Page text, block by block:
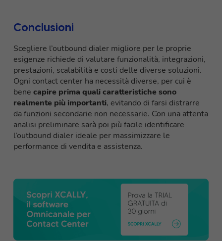
Conclusioni
Scegliere l’outbound dialer migliore per le proprie
esigenze richiede di valutare funzionalità, integrazioni,
prestazioni, scalabilità e costi delle diverse soluzioni.
Ogni contact center ha necessità diverse, per cui è
bene capire prima quali caratteristiche sono
realmente più importanti, evitando di farsi distrarre
da funzioni secondarie non necessarie. Con una attenta
analisi preliminare sarà poi più facile identificare
l’outbound dialer ideale per massimizzare le
performance di vendita e assistenza.